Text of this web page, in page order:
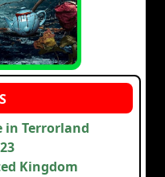
in Terrorland
Kingdom